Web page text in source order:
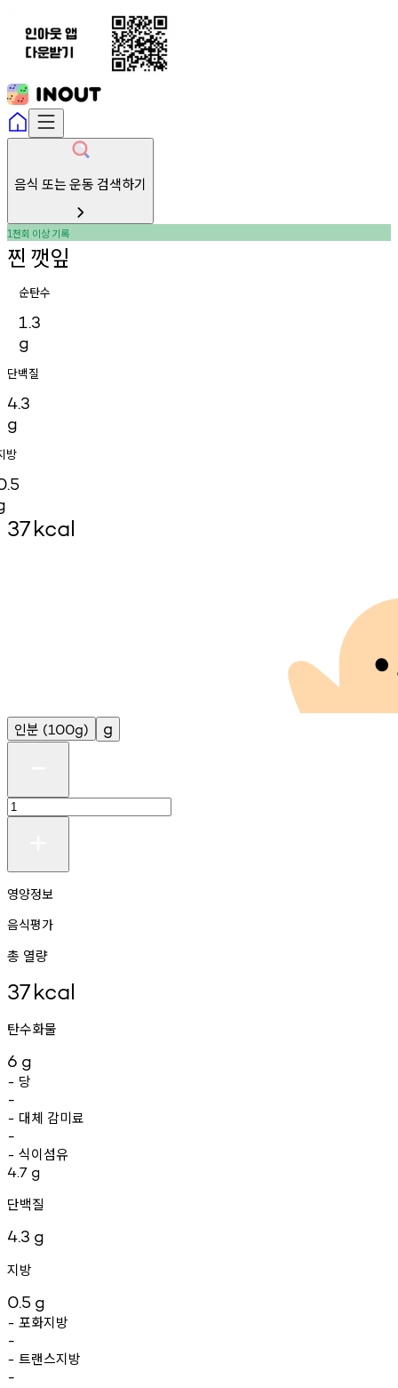
음식 또는 운동 검색하기
1천회 이상기록
찐 깻잎
순탄수
1.3
g
단백질
4.3
g
방
37kcal
인분 (100g) g
영양정보
음식평가
총 열량
37kcal
탄수화물
6 g
- 당
-
- 대체 감미료
-
- 식이섬유
4.7 g
단백질
4.3 g
지방
0.5 g
- 포화지방
-
- 트랜스지방
-